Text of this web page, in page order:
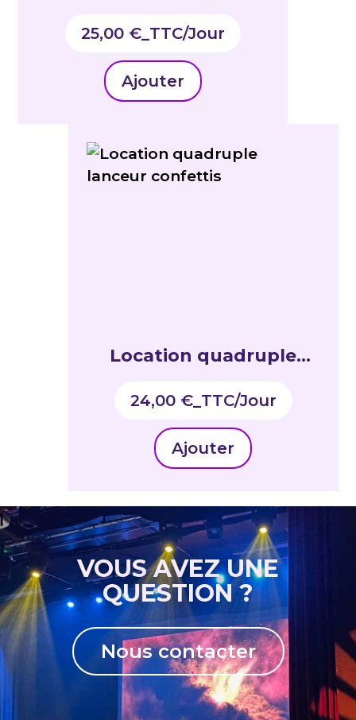
25,00 €_TTC
Ajouter
Location quadruple
24,00 €_TTC
Ajouter
VOUS AVEZ UNE
QUESTION ?
Nous contacter